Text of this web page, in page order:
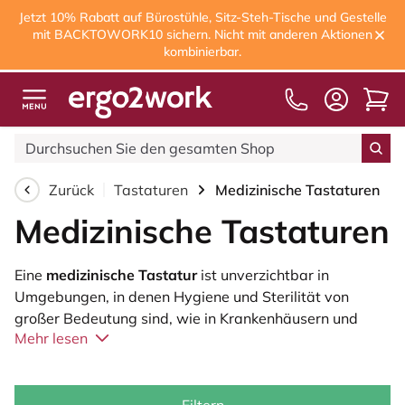
Jetzt 10% Rabatt auf Bürostühle, Sitz-Steh-Tische und Gestelle
mit BACKTOWORK10 sichern. Nicht mit anderen Aktionen
kombinierbar.
Kostenloser Versand
Zurück Tastaturen Medizinische Tastaturen
Medizinische Tastaturen
Eine medizinische Tastaturist unverzichtbar in
Umgebungen, in denen Hygiene und Sterilität von
großer Bedeutung sind, wie in Krankenhäusern und
Laboren oder überall dort, wo viel mit Flüssigkeiten
lassen sich einfach mit Wasser, Seife und
Mehr lesen